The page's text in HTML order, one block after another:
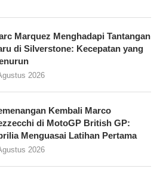
Marquez Menghadapi Tantangan
di Silverstone: Kecepatan yang
2026
Kembali Marco
di MotoGP British GP:
Menguasai Latihan Pertama
2026